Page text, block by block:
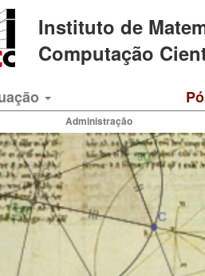
Instituto de
Computação
Administração